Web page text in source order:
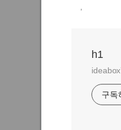
,
h1
구독